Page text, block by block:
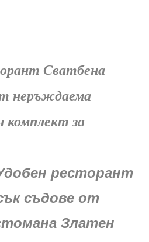
Сватбена
неръждаема
комплект за